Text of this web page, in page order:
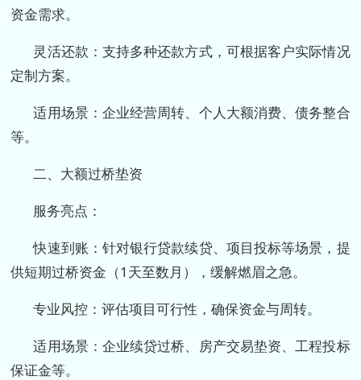
资金需求。
灵活还款：支持多种还款方式，可根据客户实际情况
定制方案。
适用场景：企业经营周转、个人大额消费、债务整合
等。
二、大额过桥垫资
服务亮点：
快速到账：针对银行贷款续贷、项目投标等场景，提
供短期过桥资金（1天至数月），缓解燃眉之急。
专业风控：评估项目可行性，确保资金与周转。
适用场景：企业续贷过桥、房产交易垫资、工程投标
保证金等。